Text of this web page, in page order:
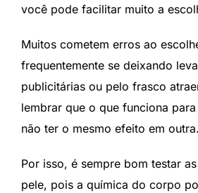
você pode facilitar muito a
Muitos cometem erros ao
frequentemente se deixando
publicitárias ou pelo frasco
lembrar que o que funciona
não ter o mesmo efeito em outra.
Por isso, é sempre bom testar
pele, pois a química do corpo